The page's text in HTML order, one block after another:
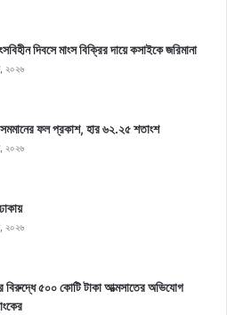
দিবসে মাংস বিক্রির দায়ে কসাইকে জরিমানা
২০২৬
ফল প্রকাশ, হার ৬২.২৫ শতাংশ
২০২৬
২০২৬
বিরুদ্ধে ৫০০ কোটি টাকা আত্মসাতের অভিযোগ